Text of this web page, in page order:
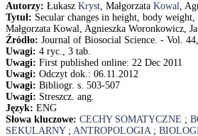
Autorzy: Łukasz Kryst, Małgorzata Kowal,
Tytuł: Secular changes in height, body
Małgorzata Kowal, Agnieszka Woronkowicz,
Źródło: Journal of Biosocial Science. - Vol.
Uwagi: 4 ryc., 3 tab.
Uwagi: First published online: 22 Dec 2011
Uwagi: Odczyt dok.: 06.11.2012
Uwagi: Bibliogr. s. 503-507
Uwagi: Streszcz. ang.
Język: ENG
Słowa kluczowe: CECHY SOMATYCZNE ;
SEKULARNY; ANTROPOLOGIA;